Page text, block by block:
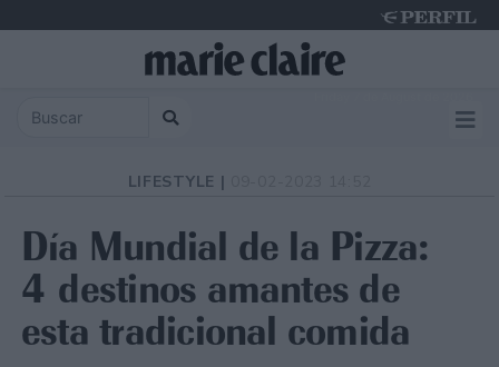
LIFESTYLE |
Día Mundial de la Pizza:
4 destinos amantes de
esta tradicional comida